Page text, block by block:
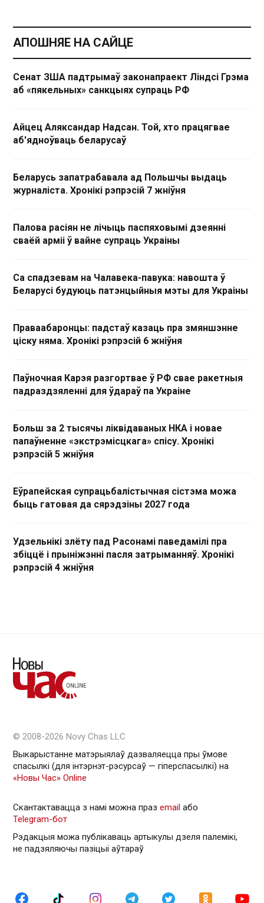
АПОШНЯЕ НА САЙЦЕ
Сенат ЗША падтрымаў законапраект Ліндсі Грэма
аб «пякельных» санкцыях супраць РФ
Айцец Аляксандар Надсан. Той, хто працягвае
аб'ядноўваць беларусаў
Беларусь запатрабавала ад Польшчы выдаць
журналіста. Хронікі рэпрэсій 7 жніўня
Палова расіян не лічыць паспяховымі дзеянні
сваёй арміі ў вайне супраць Украіны
Са спадзевам на Чалавека-павука: навошта ў
Беларусі будуюць патэнцыйныя мэты для Украіны
Праваабаронцы: падстаў казаць пра змяншэнне
ціску няма. Хронікі рэпрэсій 6 жніўня
Паўночная Карэя разгортвае ў РФ свае ракетныя
падраздзяленні для ўдараў па Украіне
Больш за 2 тысячы ліквідаваных НКА і новае
папаўненне «экстрэмісцкага» спісу. Хронікі
рэпрэсій 5 жніўня
Еўрапейская супрацьбалістычная сістэма можа
быць гатовая да сярэдзіны 2027 года
Удзельнікі злёту пад Расонамі паведамілі пра
збіццё і прыніжэнні пасля затрыманняў. Хронікі
рэпрэсій 4 жніўня
© 2008-2026 Novy Chas LLC
Выкарыстанне матэрыялаў дазваляецца пры ўмове
спасылкі (для інтэрнэт-рэсурсаў — гiперспасылкi) на
«Новы Час» Online
Скантактавацца з намі можна праз email або
Telegram-бот
Рэдакцыя можа публікаваць артыкулы дзеля палемікі,
не падзяляючы пазіцыі аўтараў